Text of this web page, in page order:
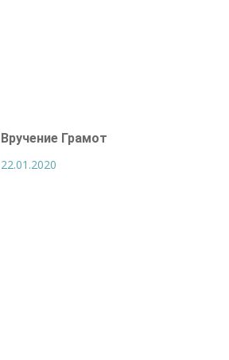
Вручение Грамот
22.01.2020